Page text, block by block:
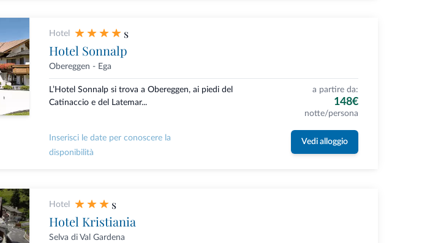
Hotel s
Hotel Sonnalp
Obereggen - Ega
L’Hotel Sonnalp si trova a Obereggen, ai piedi del
Catinaccio e del Latemar...
a partire da:
148€
notte/persona
Inserisci le date per conoscere la
disponibilità
Vedi alloggio
Hotel s
Hotel Kristiania
Selva di Val Gardena